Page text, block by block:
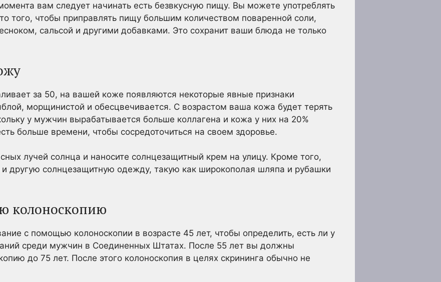
вам следует начинать есть безвкусную пищу. Вы можете употреблять
того, чтобы приправлять пищу большим количеством поваренной соли,
сальсой и другими добавками. Это сохранит ваши блюда не только
за 50, на вашей коже появляются некоторые явные признаки
морщинистой и обесцвечивается. С возрастом ваша кожа будет терять
у мужчин вырабатывается больше коллагена и кожа у них на 20%
больше времени, чтобы сосредоточиться на своем здоровье.
лучей солнца и наносите солнцезащитный крем на улицу. Кроме того,
другую солнцезащитную одежду, такую как широкополая шляпа и рубашки
колоноскопию
с помощью колоноскопии в возрасте 45 лет, чтобы определить, есть ли у
среди мужчин в Соединенных Штатах. После 55 лет вы должны
до 75 лет. После этого колоноскопия в целях скрининга обычно не